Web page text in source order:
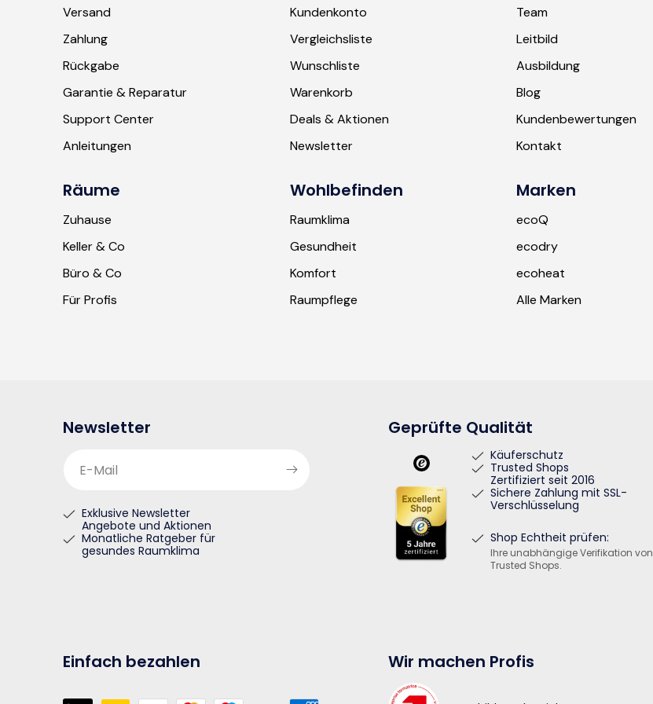
Versand
Zahlung
Rückgabe
Garantie & Reparatur
Support Center
Anleitungen
Kundenkonto
Vergleichsliste
Wunschliste
Warenkorb
Deals & Aktionen
Newsletter
Team
Leitbild
Ausbildung
Blog
Kundenbewertungen
Kontakt
Räume
Zuhause
Keller & Co
Büro & Co
Für Profis
Wohlbefinden
Raumklima
Gesundheit
Komfort
Raumpflege
Marken
ecoQ
ecodry
ecoheat
Alle Marken
Newsletter
E-Mail
Exklusive Newsletter
Angebote und Aktionen
Monatliche Ratgeber für
gesundes Raumklima
Geprüfte Qualität
Käuferschutz
Trusted Shops
Zertifiziert seit 2016
Sichere Zahlung mit SSL-
Verschlüsselung
Shop Echtheit prüfen:
Ihre unabhängige Verifikation von
Trusted Shops.
Einfach bezahlen Wir machen Profis